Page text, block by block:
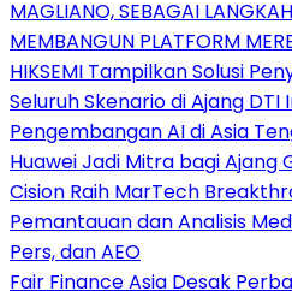
MAGLIANO, SEBAGAI
MEMBANGUN PLATFORM
HIKSEMI Tampilkan Solusi
Seluruh Skenario di Ajang DTI
Pengembangan AI di Asia
Huawei Jadi Mitra bagi Ajang
Cision Raih MarTech
Pemantauan dan Analisis
Pers, dan AEO
Fair Finance Asia Desak